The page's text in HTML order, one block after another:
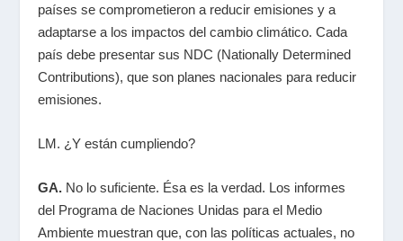
países se comprometieron a reducir emisiones y a
adaptarse a los impactos del cambio climático. Cada
país debe presentar sus NDC (Nationally Determined
Contributions), que son planes nacionales para reducir
emisiones.
LM. ¿Y están cumpliendo?
GA. No lo suficiente. Ésa es la verdad. Los informes
del Programa de Naciones Unidas para el Medio
Ambiente muestran que, con las políticas actuales, no